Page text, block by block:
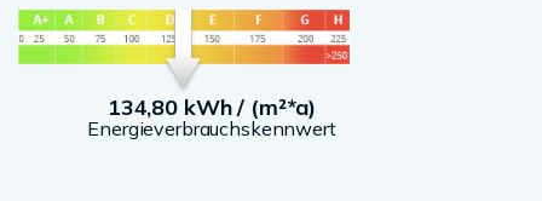
134,80 kWh / (m²*a)
Energieverbrauchskennwert